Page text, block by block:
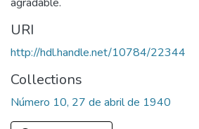
URI
http://hdl.handle.net/10784/22344
Collections
Número 10, 27 de abril de 1940